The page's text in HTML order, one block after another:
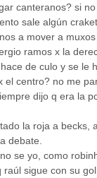
canteranos? si
sale algún
a mover a
ramos x la
de culo y se le
el centro? no me
dijo q era la
la roja a becks,
debate.
se yo, como
raúl sigue con su